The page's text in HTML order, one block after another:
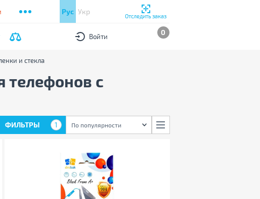
Рус Укр
Отследить заказ
Войти 0
и стекла
телефонов с
ФИЛЬТРЫ 1 По популярности